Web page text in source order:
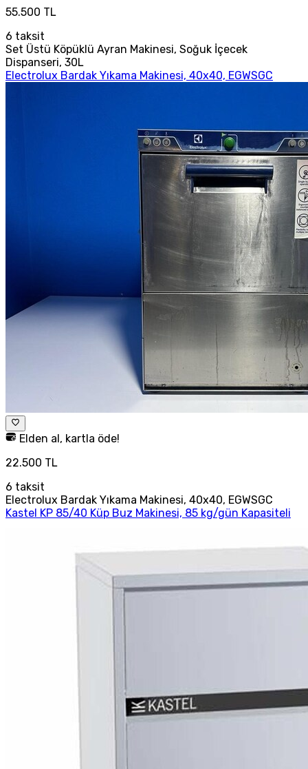
55.500 TL
6 taksit
Set Üstü Köpüklü Ayran Makinesi, Soğuk İçecek
Dispanseri, 30L
Electrolux Bardak Yıkama Makinesi, 40x40, EGWSGC
Elden al, kartla öde!
22.500 TL
6 taksit
Electrolux Bardak Yıkama Makinesi, 40x40, EGWSGC
Kastel KP 85/40 Küp Buz Makinesi, 85 kg/gün Kapasiteli